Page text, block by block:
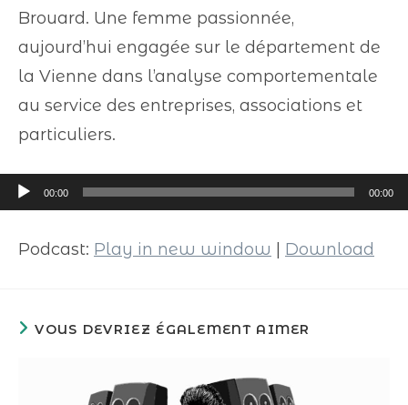
Brouard. Une femme passionnée,
aujourd’hui engagée sur le département de
la Vienne dans l’analyse comportementale
au service des entreprises, associations et
particuliers.
Lecteur
audio
00:00 00:00
Podcast: Play in new window Download
VOUS DEVRIEZ ÉGALEMENT AIMER